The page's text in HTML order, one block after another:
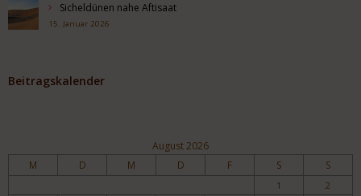
Sicheldünen nahe Aftisaat
15. Januar 2026
Beitragskalender
August 2026
M D M D F S S
1
2